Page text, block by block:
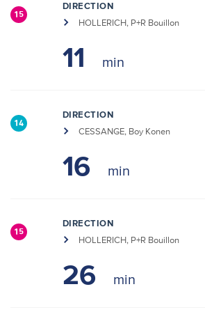
15
DIRECTION
HOLLERICH, P+R Bouillon
11
14
DIRECTION
CESSANGE, Boy Konen
16
15
DIRECTION
HOLLERICH, P+R Bouillon
26